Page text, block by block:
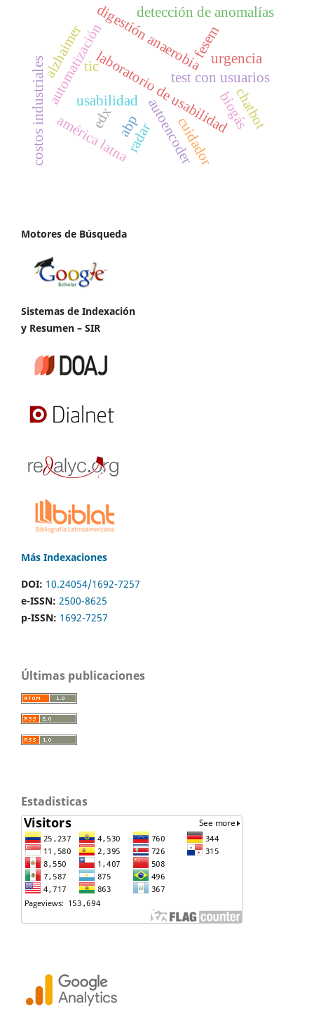
laboratorio de usabilidad
test con usuarios
usabilidad
digestión anaerobia
automatización
biogás
detección de anomalías
autoencoder
abp
costos industriales
fesem
edx chatbot
alzhaimer
cuidador
urgencia
tic
américa latnaradar
Motores de Búsqueda
Sistemas de Indexación
y Resumen – SIR
Más Indexaciones
DOI: 10.24054/1692-7257
e-ISSN: 2500-8625
p-ISSN: 1692-7257
Últimas publicaciones
Estadisticas